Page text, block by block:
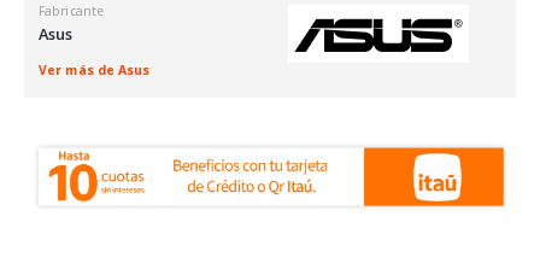
Fabricante
Asus
Ver más de Asus